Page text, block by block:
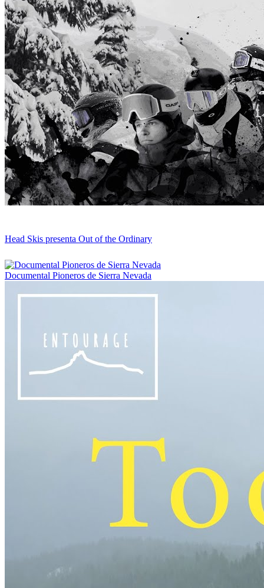
Head Skis presenta Out of the Ordinary
Documental Pioneros de Sierra Nevada